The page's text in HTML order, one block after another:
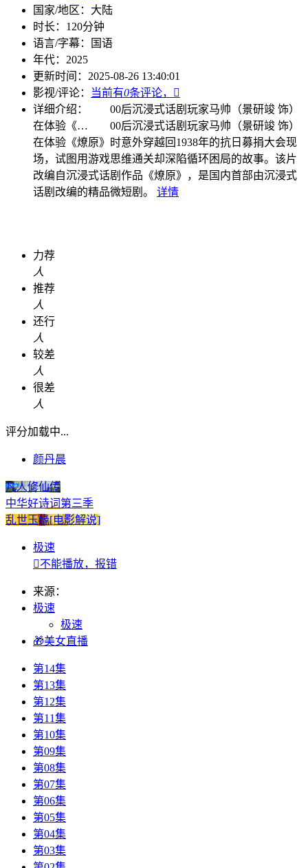
国家/地区： 大陆
时长： 120分钟
语言/字幕：
国语
年代： 2025
更新时间： 2025-08-26 13:40:01
影视/评论：
当前有0条评论，

详细介绍：
00后沉浸式话剧玩家马帅（景研竣 饰）
在体验《…
00后沉浸式话剧玩家马帅（景研竣 饰）
在体验《燎原》时意外穿越回1938年的抗日募捐大会现
场，试图用游戏思维通关却深陷循环困局的故事。该片
改编自沉浸式话剧作品《燎原》，是国内首部由沉浸式
话剧改编的精品微短剧。
详情
力荐
人
推荐
人
还行
人
较差
人
很差
人
评分加载中...
颜丹晨
凡人修仙传
中华好诗词第三季
乱世玉缘[电影解说]
极速
不能播放，报错
来源：
极速
极速
🎁美女直播
第14集
第13集
第12集
第11集
第10集
第09集
第08集
第07集
第06集
第05集
第04集
第03集